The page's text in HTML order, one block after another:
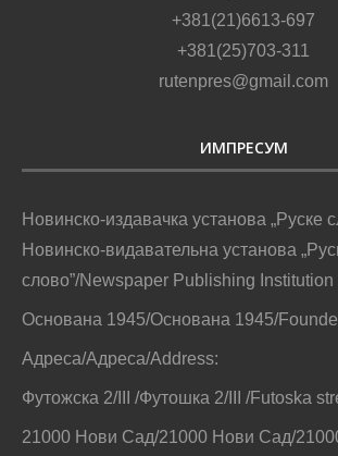
+381(21)6613-697
+381(25)703-311
rutenpres@gmail.com
ИМПРЕСУМ
Новинско-издавачка установа „Руске
Новинско-видавательна установа
слово”/Newspaper Publishing Institution
Основана 1945/Основана 1945/
Адреса/Адреса/Address:
Футожска 2/III /Футошка 2/III /Futoska
21000 Нови Сад/21000 Нови Сад/